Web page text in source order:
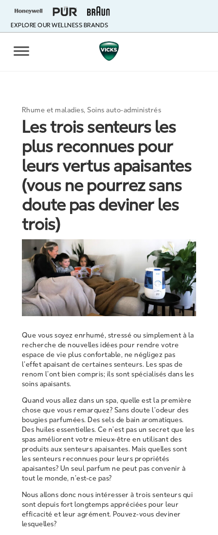
EXPLORE OUR WELLNESS BRANDS
Rhume et maladies,Soins auto-administrés
Les trois senteurs les
plus reconnues pour
leurs vertus apaisantes
(vous ne pourrez sans
doute pas deviner les
trois)
Que vous soyez enrhumé, stressé ou simplement à la
recherche de nouvelles idées pour rendre votre
espace de vie plus confortable, ne négligez pas
l’effet apaisant de certaines senteurs. Les spas de
renom l’ont bien compris; ils sont spécialisés dans les
soins apaisants.
Quand vous allez dans un spa, quelle est la première
chose que vous remarquez? Sans doute l’odeur des
bougies parfumées. Des sels de bain aromatiques.
Des huiles essentielles. Ce n’est pas un secret que les
spas améliorent votre mieux-être en utilisant des
produits aux senteurs apaisantes. Mais quelles sont
les senteurs reconnues pour leurs propriétés
apaisantes? Un seul parfum ne peut pas convenir à
tout le monde, n’est-ce pas?
Nous allons donc nous intéresser à trois senteurs qui
sont depuis fort longtemps appréciées pour leur
efficacité et leur agrément. Pouvez-vous deviner
lesquelles?